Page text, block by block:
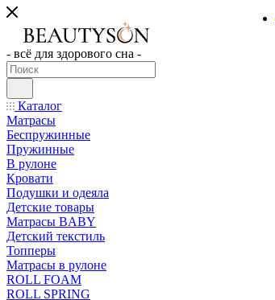
- всё для здорового сна -
Каталог
Матрасы
Беспружинные
Пружинные
В рулоне
Кровати
Подушки и одеяла
Детские товары
Матрасы BABY
Детский текстиль
Топперы
Матрасы в рулоне
ROLL FOAM
ROLL SPRING